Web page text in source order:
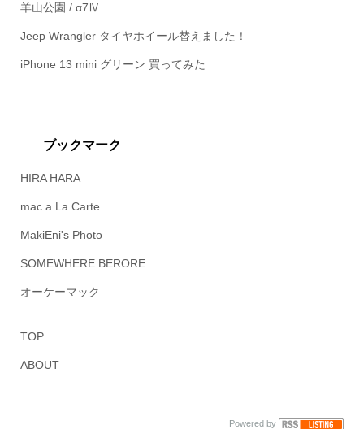
羊山公園 / α7Ⅳ
Jeep Wrangler タイヤホイール替えました！
iPhone 13 mini グリーン 買ってみた
ブックマーク
HIRA HARA
mac a La Carte
MakiEni's Photo
SOMEWHERE BERORE
オーケーマック
TOP
ABOUT
Powered by